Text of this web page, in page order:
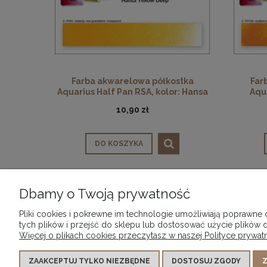
Farba akwarelowa półkostka
Aquarius Half Pan RSA, kolor: Hansa
10,90 zł
DO KOSZYKA
WARUNKI ZAKUPÓW
Regulamin sklepu
Shopping information for EU customers
Reklamacje i zwroty
Formy płatności
Dbamy o Twoją prywatność
Pliki cookies i pokrewne im technologie umożliwiają
tych plików i przejść do sklepu lub dostosować użycie plików
Więcej o plikach cookies przeczytasz w naszej Polityce
ZAAKCEPTUJ TYLKO NIEZBĘDNE DOSTOSUJ ZGODY